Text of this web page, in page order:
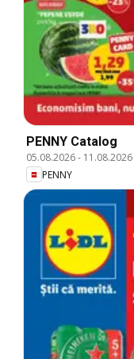
PENNY Catalog
05.08.2026- 11.08.2026
PENNY